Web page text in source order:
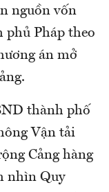
nguồn vốn
phủ Pháp theo
án mở
thành phố
Vận tải
Cảng hàng
nhìn Quy